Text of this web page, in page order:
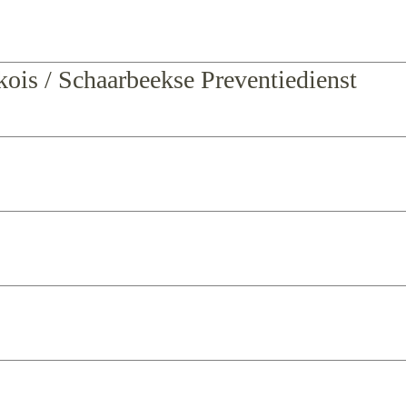
/ Schaarbeekse Preventiedienst